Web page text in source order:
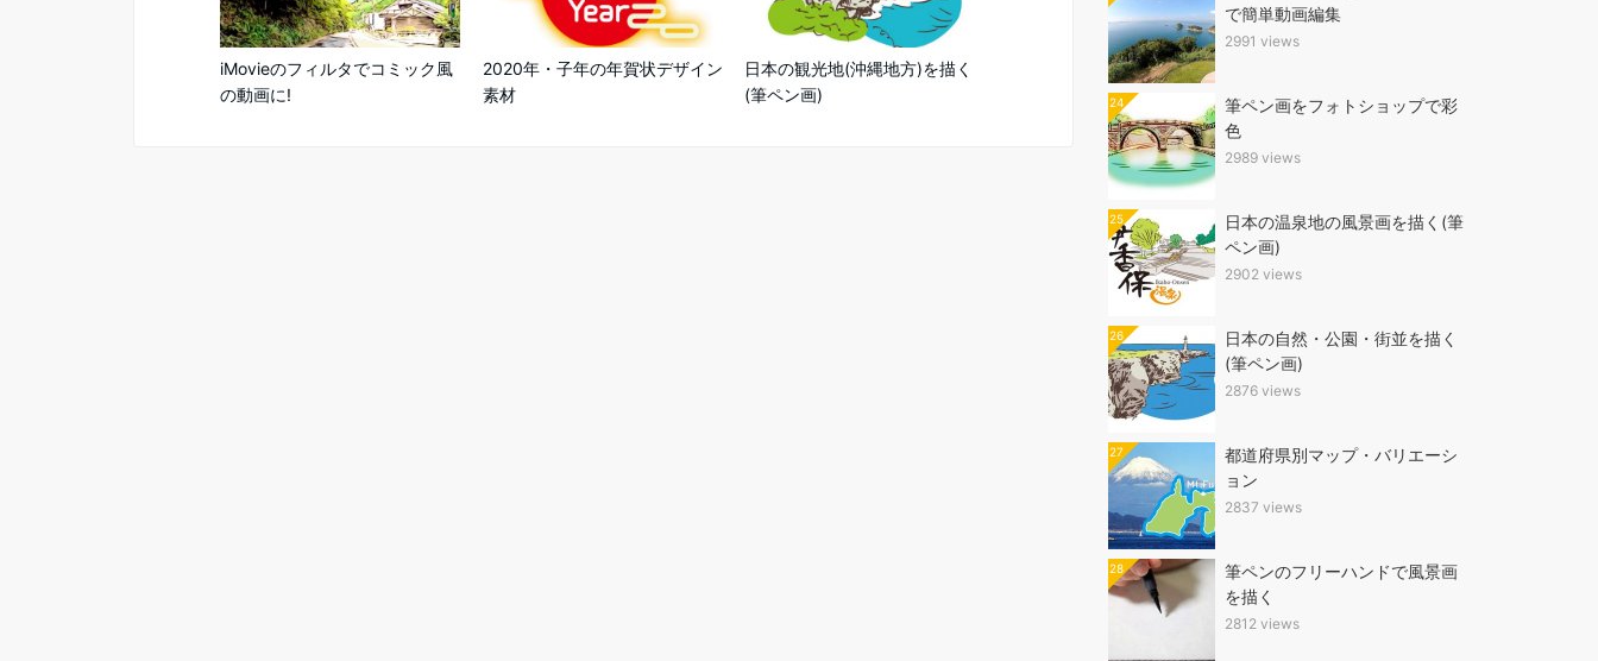
iMovieのフィルタでコミック風
の動画に!
2020年・子年の年賀状デザイン
素材
日本の観光地(沖縄地方)を描く
(筆ペン画)
で簡単動画編集
2991 views
24
筆ペン画をフォトショップで彩
色
2989 views
25
日本の温泉地の風景画を描く(筆
ペン画)
2902 views
26
日本の自然・公園・街並を描く
(筆ペン画)
2876 views
27
都道府県別マップ・バリエーシ
ョン
2837 views
28
筆ペンのフリーハンドで風景画
を描く
2812 views